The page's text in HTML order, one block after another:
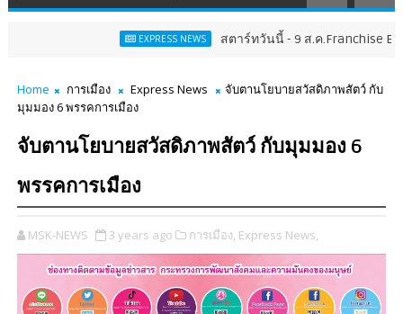
EXPRESS NEWS สตาร์ทวันนี้ - 9 ส.ค.Franchise Expo Thailand
Home การเมือง Express News
จับตานโยบายสวัสดิภาพสัตว์ กับ
มุมมอง 6 พรรคการเมือง
จับตานโยบายสวัสดิภาพสัตว์ กับมุมมอง 6
พรรคการเมือง
MSK-NEWS 3 years ago การเมือง, Express News,